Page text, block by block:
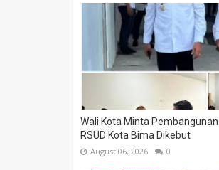
Wali Kota Minta
RSUD Kota Bima Dikebut
August 06, 2026 0